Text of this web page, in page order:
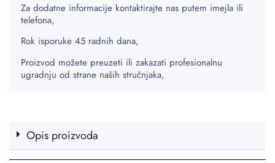
Za dodatne informacije kontaktirajte nas putem imejla ili
telefona,
Rok isporuke 45 radnih dana,
Proizvod možete preuzeti ili zakazati profesionalnu
ugradnju od strane naših stručnjaka,
Opis proizvoda